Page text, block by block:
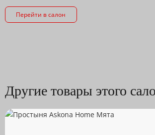
Перейти в салон
Другие товары этого